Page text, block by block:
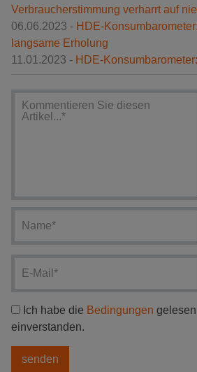
Verbraucherstimmung verharrt auf
06.06.2023 - HDE-
langsame Erholung
11.01.2023 - HDE-
Ich habe die Bedingungen
einverstanden.